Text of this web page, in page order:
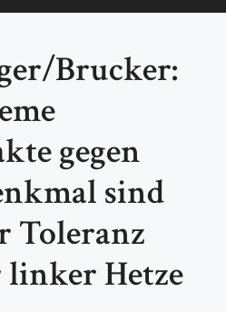
Brucker:
gegen
sind
Toleranz
linker Hetze